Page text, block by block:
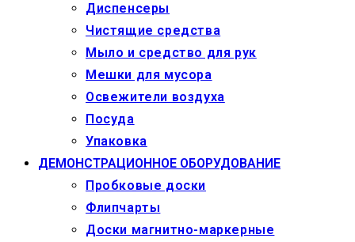
Диспенсеры
Чистящие средства
Мыло и средство для рук
Мешки для мусора
Освежители воздуха
Посуда
Упаковка
ДЕМОНСТРАЦИОННОЕ ОБОРУДОВАНИЕ
Пробковые доски
Флипчарты
Доски магнитно-маркерные